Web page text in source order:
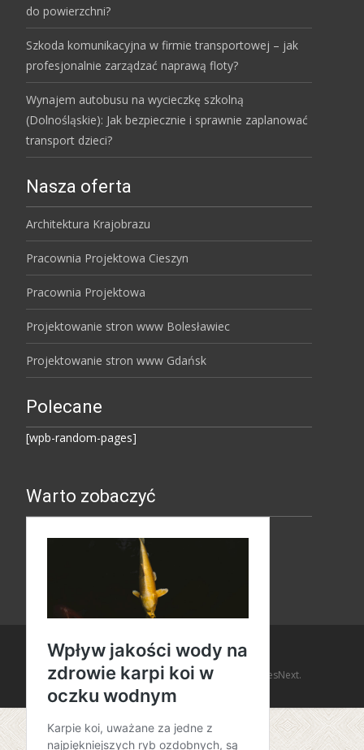
do powierzchni?
Szkoda komunikacyjna w firmie transportowej – jak
profesjonalnie zarządzać naprawą floty?
Wynajem autobusu na wycieczkę szkolną
(Dolnośląskie): Jak bezpiecznie i sprawnie zaplanować
transport dzieci?
Nasza oferta
Architektura Krajobrazu
Pracownia Projektowa Cieszyn
Pracownia Projektowa
Projektowanie stron www Bolesławiec
Projektowanie stron www Gdańsk
Polecane
[wpb-random-pages]
Warto zobaczyć
Copyright © Amaro Design
Powered by WordPress, Themei-design by TemplatesNext.